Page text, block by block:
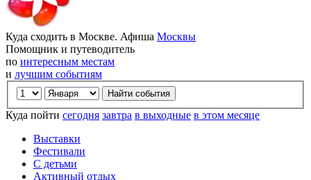
Куда сходить в Москве. Афиша Москвы
Помощник и путеводитель
по интересным местам
и лучшим событиям
Куда пойти сегодня завтра в выходные в этом месяце
Выставки
Фестивали
С детьми
Активный отдых